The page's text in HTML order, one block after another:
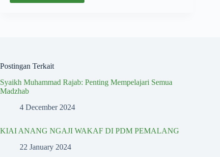
Postingan Terkait
Syaikh Muhammad Rajab: Penting Mempelajari Semua
Madzhab
4 December 2024
KIAI ANANG NGAJI WAKAF DI PDM PEMALANG
22 January 2024